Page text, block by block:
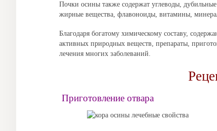
Почки осины также содержат углеводы,
жирные вещества, флавоноиды, витамины,
Благодаря богатому химическому составу,
активных природных веществ, препараты,
лечения многих заболеваний.
Приготовление отвара